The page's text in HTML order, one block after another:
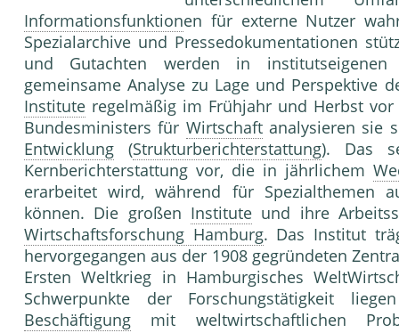
Informationsfunktionen für externe Nutzer
Spezialarchive und Pressedokumentationen
und Gutachten werden in institutseigenen
gemeinsame Analyse zu Lage und Perspektive
Institute regelmäßig im Frühjahr und Herbst
Bundesministers für Wirtschaftanalysieren sie
Entwicklung (Strukturberichterstattung). Das
Kernberichterstattung vor, die in jährlichem
erarbeitet wird, während für Spezialthemen
können. Die großen Instituteund ihre
Wirtschaftsforschung Hamburg. Das Institut
hervorgegangen aus der 1908 gegründeten
Ersten Weltkrieg in Hamburgisches
Schwerpunkte der Forschungstätigkeit
Beschäftigung mit weltwirtschaftlichen